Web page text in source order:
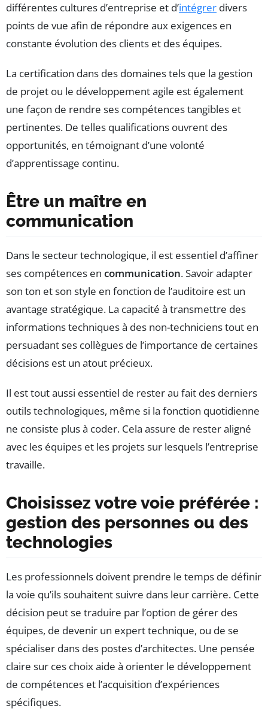
différentes cultures d’entreprise et d’intégrer divers
points de vue afin de répondre aux exigences en
constante évolution des clients et des équipes.
La certification dans des domaines tels que la gestion
de projet ou le développement agile est également
une façon de rendre ses compétences tangibles et
pertinentes. De telles qualifications ouvrent des
opportunités, en témoignant d’une volonté
d’apprentissage continu.
Être un maître en
communication
Dans le secteur technologique, il est essentiel d’affiner
ses compétences en communication. Savoir adapter
son ton et son style en fonction de l’auditoire est un
avantage stratégique. La capacité à transmettre des
informations techniques à des non-techniciens tout en
persuadant ses collègues de l’importance de certaines
décisions est un atout précieux.
Il est tout aussi essentiel de rester au fait des derniers
outils technologiques, même si la fonction quotidienne
ne consiste plus à coder. Cela assure de rester aligné
avec les équipes et les projets sur lesquels l’entreprise
travaille.
Choisissez votre voie préférée :
gestion des personnes ou des
technologies
Les professionnels doivent prendre le temps de définir
la voie qu’ils souhaitent suivre dans leur carrière. Cette
décision peut se traduire par l’option de gérer des
équipes, de devenir un expert technique, ou de se
spécialiser dans des postes d’architectes. Une pensée
claire sur ces choix aide à orienter le développement
de compétences et l’acquisition d’expériences
spécifiques.